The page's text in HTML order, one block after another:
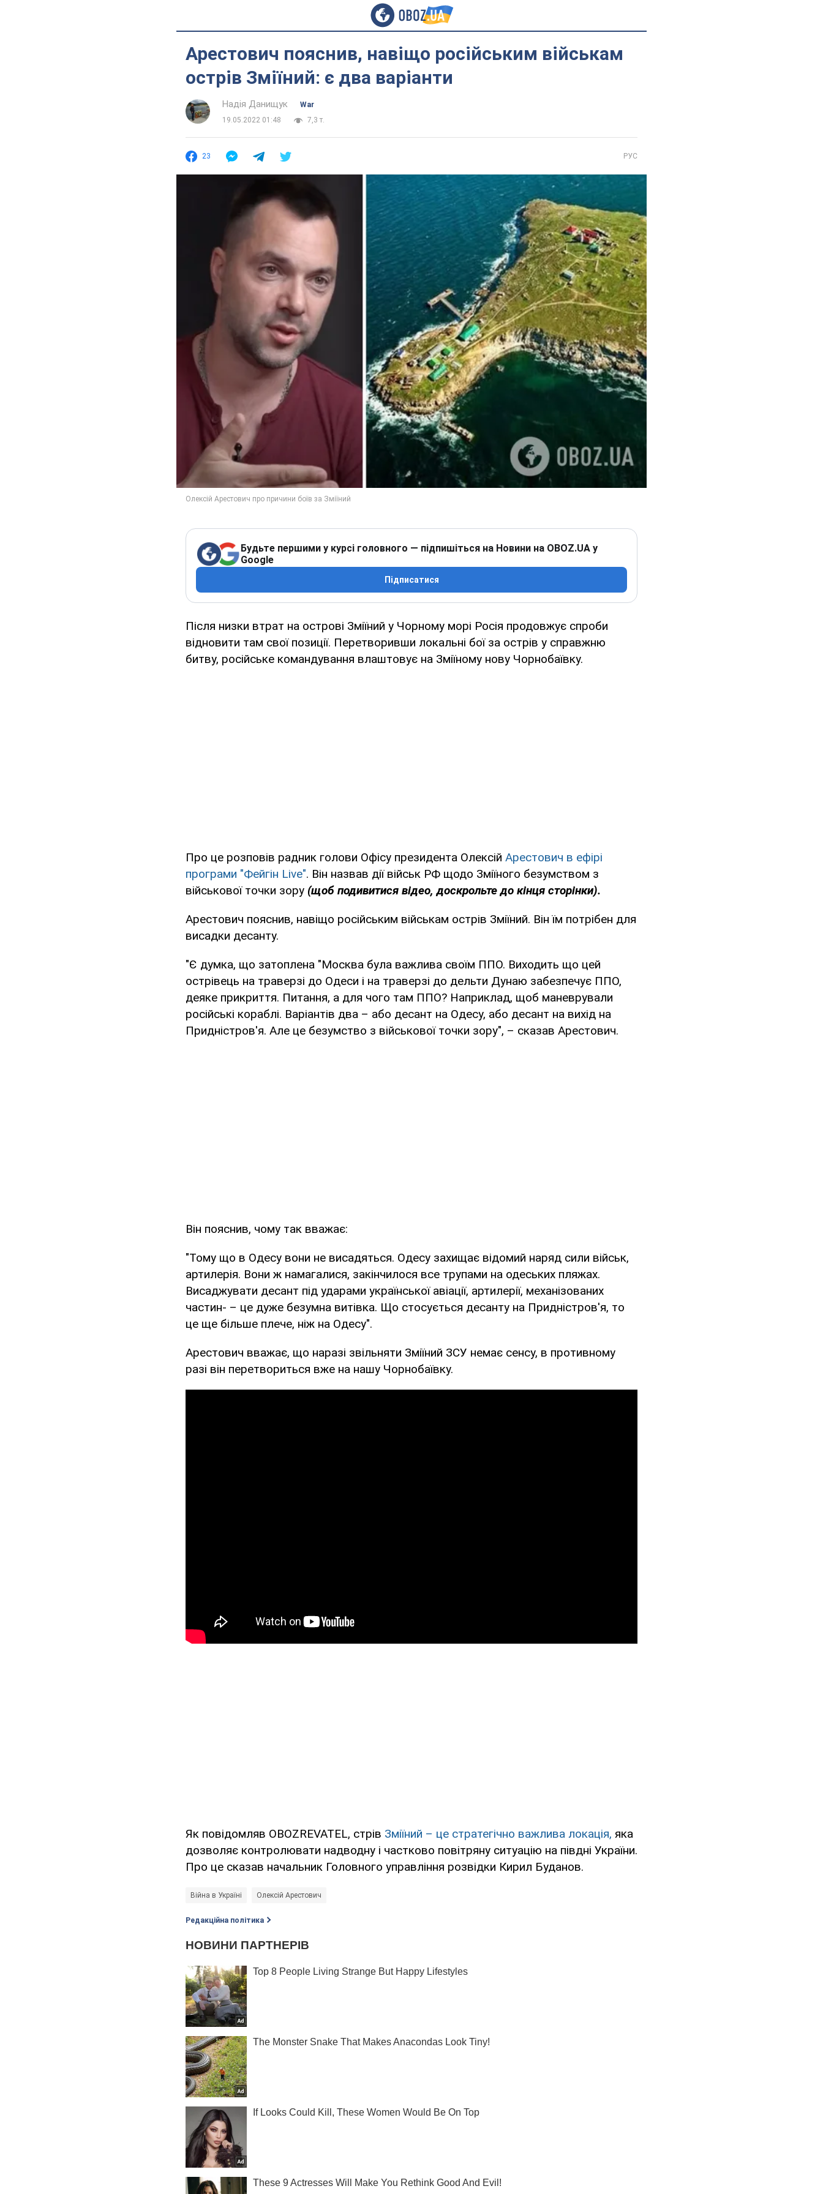
Арестович пояснив, навіщо російським військам
острів Зміїний: є два варіанти
Надія Данищук
War
19.05.2022 01:48
7,3 т.
23 РУС
Будьте першими у курсі головного — підпишіться на Новини на OBOZ.UA у
Google
Підписатися
Після низки втрат на острові Зміїний у Чорному морі Росія продовжує спроби
відновити там свої позиції. Перетворивши локальні бої за острів у справжню
битву, російське командування влаштовує на Зміїному нову Чорнобаївку.
Про це розповів радник голови Офісу президента Олексій Арестович в ефірі
програми "Фейгін Live". Він назвав дії військ РФ щодо Зміїного безумством з
військової точки зору (щоб подивитися відео, доскрольте до кінця сторінки).
Арестович пояснив, навіщо російським військам острів Зміїний. Він їм потрібен для
висадки десанту.
"Є думка, що затоплена "Москва була важлива своїм ППО. Виходить що цей
острівець на траверзі до Одеси і на траверзі до дельти Дунаю забезпечує ППО,
деяке прикриття. Питання, а для чого там ППО? Наприклад, щоб маневрували
російські кораблі. Варіантів два – або десант на Одесу, або десант на вихід на
Придністров'я. Але це безумство з військової точки зору", – сказав Арестович.
Він пояснив, чому так вважає:
"Тому що в Одесу вони не висадяться. Одесу захищає відомий наряд сили військ,
артилерія. Вони ж намагалися, закінчилося все трупами на одеських пляжах.
Висаджувати десант під ударами української авіації, артилерії, механізованих
частин- – це дуже безумна витівка. Що стосується десанту на Придністров'я, то
це ще більше плече, ніж на Одесу".
Арестович вважає, що наразі звільняти Зміїний ЗСУ немає сенсу, в противному
разі він перетвориться вже на нашу Чорнобаївку.
Як повідомляв OBOZREVATEL, стрів Зміїний – це стратегічно важлива локація, яка
дозволяє контролювати надводну і частково повітряну ситуацію на півдні України.
Про це сказав начальник Головного управління розвідки Кирил Буданов.
Війна в Україні Олексій Арестович
Редакційна політика